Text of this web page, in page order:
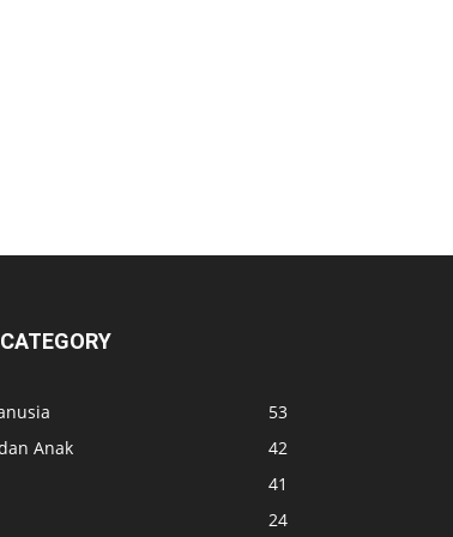
53
Anak
42
41
24